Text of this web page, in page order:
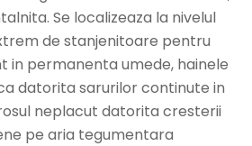
Se localizeaza la nivelul
de stanjenitoare pentru
in permanenta umede, hainele
datorita sarurilor continute in
neplacut datorita cresterii
pe aria tegumentara